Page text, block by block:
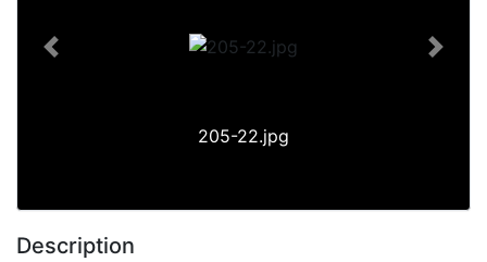
205-22.jpg
Previous Next
Description